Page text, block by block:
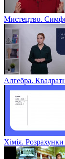
Мистецтво.
Алгебра.
Хімія.